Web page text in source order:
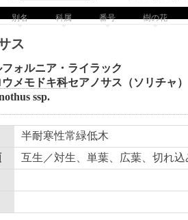
別名 科属 番号 樹の花
ス
ォルニア・ライラック
ウメモドキ科セアノサス（ソリチャ）
ssp.
半耐寒性常緑低木
互生／対生、単葉、広葉、切れ